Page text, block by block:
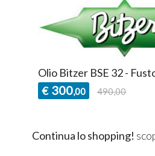
Olio Bitzer BSE 32 -
€ 300,00 490,00
Continua lo shopping!